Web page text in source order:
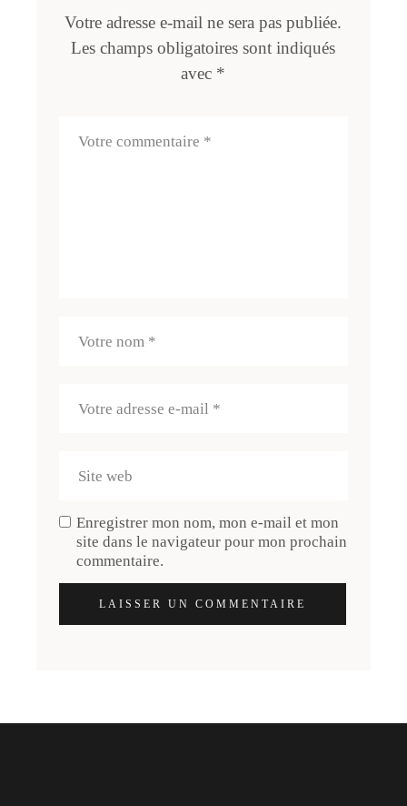
Votre adresse e-mail ne sera pas publiée.
Les champs obligatoires sont indiqués
avec *
Enregistrer mon nom, mon e-mail et mon
site dans le navigateur pour mon prochain
commentaire.
LAISSER UN COMMENTAIRE